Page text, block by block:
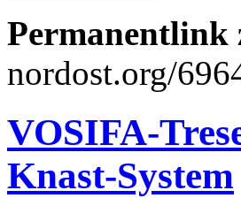
Permanentlink
nordost.org/
VOSIFA-
Knast-System